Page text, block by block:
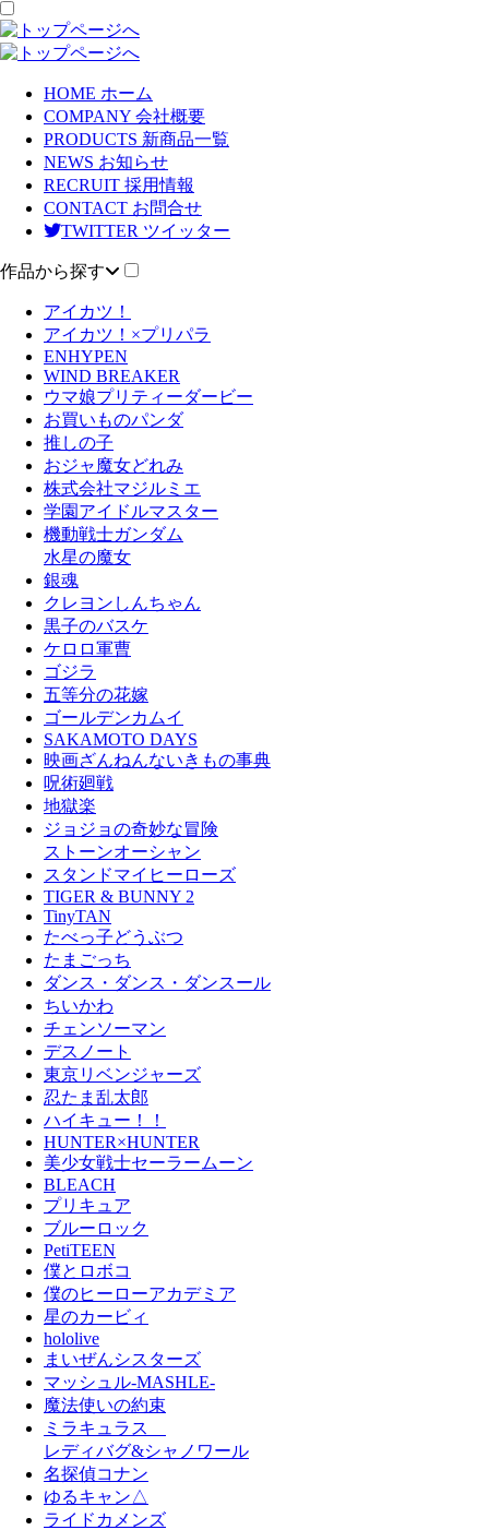
HOME ホーム
COMPANY 会社概要
PRODUCTS 新商品一覧
NEWS お知らせ
RECRUIT 採用情報
CONTACT お問合せ
TWITTER ツイッター
作品から探す
アイカツ！
アイカツ！×プリパラ
ENHYPEN
WIND BREAKER
ウマ娘プリティーダービー
お買いものパンダ
推しの子
おジャ魔女どれみ
株式会社マジルミエ
学園アイドルマスター
機動戦士ガンダム
水星の魔女
銀魂
クレヨンしんちゃん
黒子のバスケ
ケロロ軍曹
ゴジラ
五等分の花嫁
ゴールデンカムイ
SAKAMOTO DAYS
映画ざんねんないきもの事典
呪術廻戦
地獄楽
ジョジョの奇妙な冒険
ストーンオーシャン
スタンドマイヒーローズ
TIGER & BUNNY 2
TinyTAN
たべっ子どうぶつ
たまごっち
ダンス・ダンス・ダンスール
ちいかわ
チェンソーマン
デスノート
東京リベンジャーズ
忍たま乱太郎
ハイキュー！！
HUNTER×HUNTER
美少女戦士セーラームーン
BLEACH
プリキュア
ブルーロック
PetiTEEN
僕とロボコ
僕のヒーローアカデミア
星のカービィ
hololive
まいぜんシスターズ
マッシュル-MASHLE-
魔法使いの約束
ミラキュラス
レディバグ&シャノワール
名探偵コナン
ゆるキャン△
ライドカメンズ